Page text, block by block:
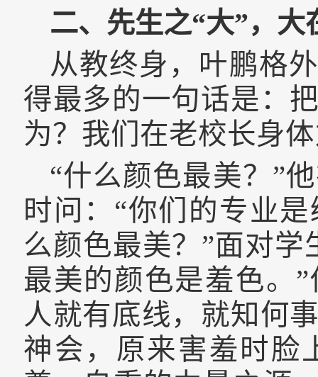
二、先生之“大”，
从教终身，叶鹏格
得最多的一句话是：
为？我们在老校长身
“什么颜色最美？”
时问：“你们的专业
么颜色最美？”面对
最美的颜色是羞色。
人就有底线，就知何
神会，原来害羞时脸